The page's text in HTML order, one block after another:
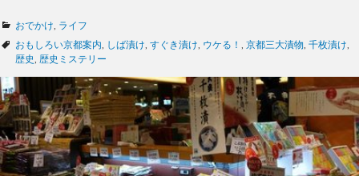
カ
テ
ゴ
ー
おでかけ
ライフ
タ
グ
おもしろい京都案内 しば漬け すぐき漬け ウケる！ 京都三大漬物 千枚漬け
歴史
歴史ミステリー